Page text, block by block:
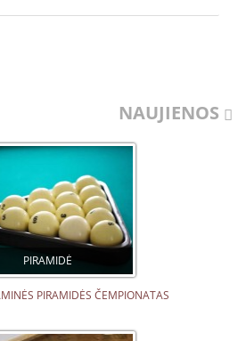
NAUJIENOS
PIRAMIDĖ
PIRAMIDĖS ČEMPIONATAS